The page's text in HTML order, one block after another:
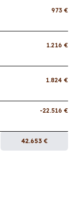
973 €
1.216 €
1.824 €
-22.516 €
42.653 €